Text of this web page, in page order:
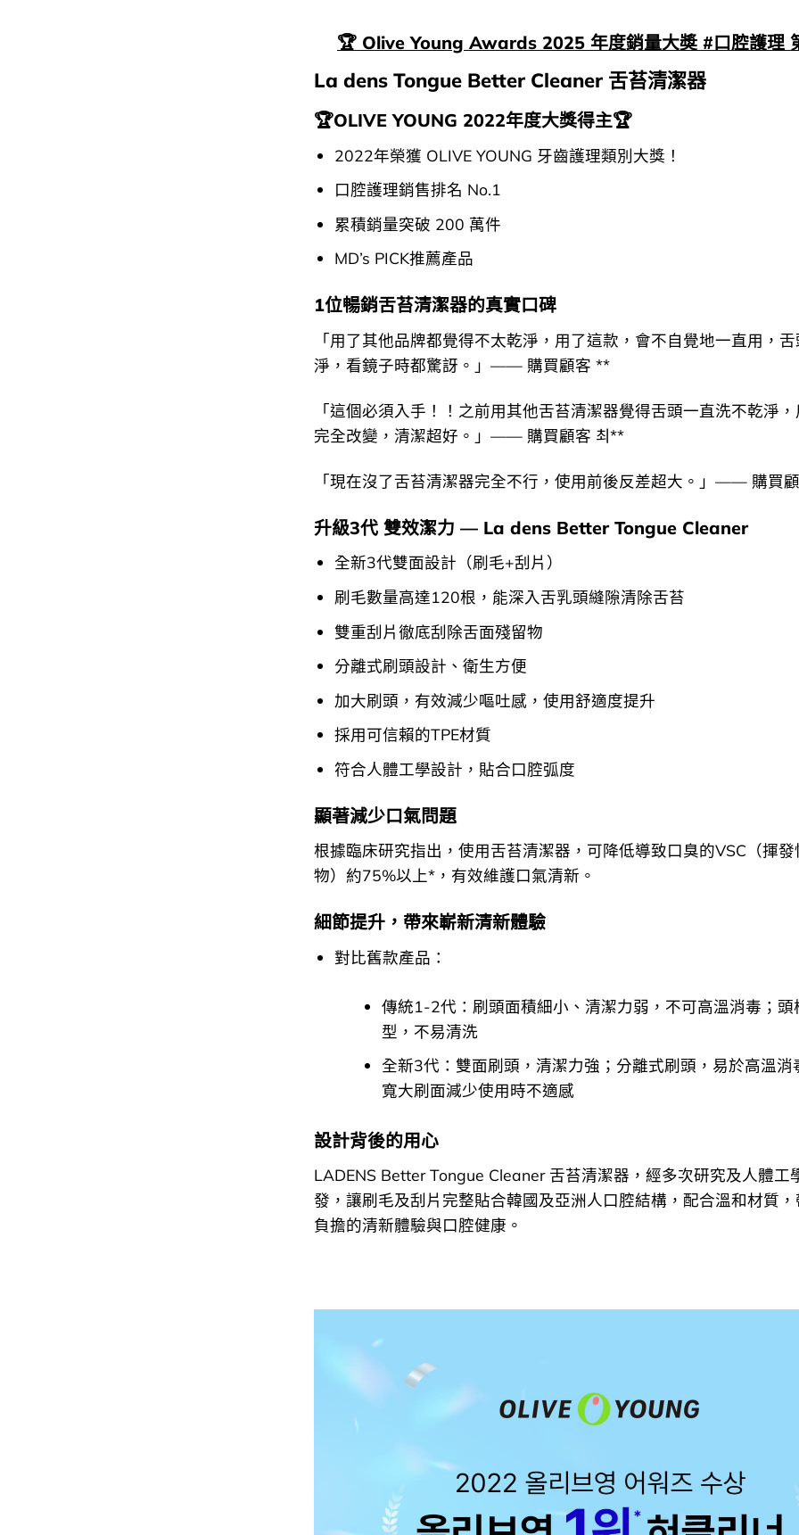
🏆 Olive Young Awards 2025 年度銷量大奬 #口腔護理
La dens Tongue Better Cleaner 舌苔清潔器
🏆OLIVE YOUNG 2022年度大獎得主🏆
2022年榮獲 OLIVE YOUNG 牙齒護理類別大獎！
口腔護理銷售排名 No.1
累積銷量突破 200 萬件
MD’s PICK推薦產品
1位暢銷舌苔清潔器的真實口碑
「用了其他品牌都覺得不太乾淨，用了這款，會不自覺地一直用，
淨，看鏡子時都驚訝。」—— 購買顧客 **
「這個必須入手！！之前用其他舌苔清潔器覺得舌頭一直洗不乾淨
完全改變，清潔超好。」—— 購買顧客 최**
「現在沒了舌苔清潔器完全不行，使用前後反差超大。」—— 購買
升級3代 雙效潔力 — La dens Better Tongue Cleaner
全新3代雙面設計（刷毛+刮片）
刷毛數量高達120根，能深入舌乳頭縫隙清除舌苔
雙重刮片徹底刮除舌面殘留物
分離式刷頭設計、衛生方便
加大刷頭，有效減少嘔吐感，使用舒適度提升
採用可信賴的TPE材質
符合人體工學設計，貼合口腔弧度
顯著減少口氣問題
根據臨床研究指出，使用舌苔清潔器，可降低導致口臭的VSC（揮發
物）約75%以上*，有效維護口氣清新。
細節提升，帶來嶄新清新體驗
對比舊款產品：
傳統1-2代：刷頭面積細小、清潔力弱，不可高溫消毒；頭
型，不易清洗
全新3代：雙面刷頭，清潔力強；分離式刷頭，易於高溫消
寬大刷面減少使用時不適感
設計背後的用心
LADENS Better Tongue Cleaner 舌苔清潔器，經多次研究及人體工
發，讓刷毛及刮片完整貼合韓國及亞洲人口腔結構，配合溫和材質
負擔的清新體驗與口腔健康。